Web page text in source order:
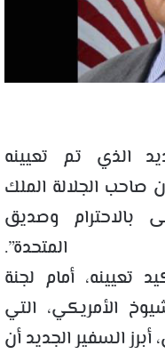
الذي تم تعيينه
صاحب الجلالة الملك
وصديق
تعيينه، أمام لجنة
الأمريكي، التي
السفير الجديد أن